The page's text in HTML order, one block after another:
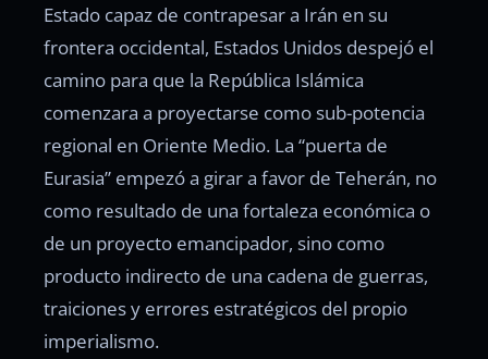
Estado capaz de contrapesar a Irán en su
frontera occidental, Estados Unidos despejó el
camino para que la República Islámica
comenzara a proyectarse como sub-potencia
regional en Oriente Medio. La “puerta de
Eurasia” empezó a girar a favor de Teherán, no
como resultado de una fortaleza económica o
de un proyecto emancipador, sino como
producto indirecto de una cadena de guerras,
traiciones y errores estratégicos del propio
imperialismo.